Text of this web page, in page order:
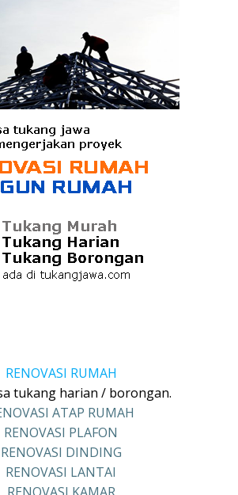
RENOVASI RUMAH
tukang harian / borongan.
ATAP RUMAH
RENOVASI PLAFON
RENOVASI DINDING
RENOVASI LANTAI
RENOVASI KAMAR